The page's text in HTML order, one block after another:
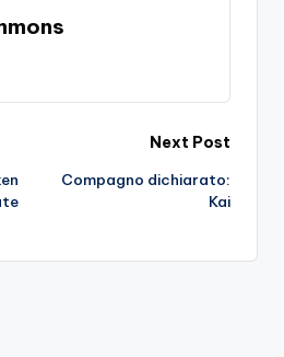
Next Post
Compagno dichiarato:
Kai